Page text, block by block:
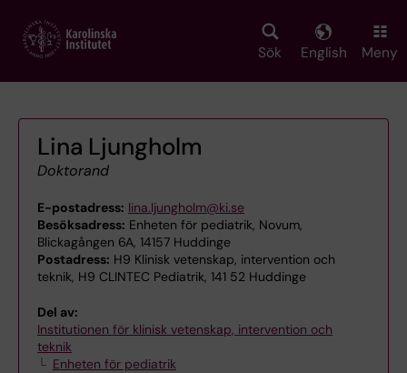
main
Sök English Meny
Lina Ljungholm
Doktorand
E-postadress: lina.ljungholm@ki.se
Besöksadress: Enheten för pediatrik, Novum,
Blickagången 6A, 14157 Huddinge
Postadress: H9 Klinisk vetenskap, intervention och
teknik, H9 CLINTEC Pediatrik, 141 52 Huddinge
Del av:
Institutionen för klinisk vetenskap, intervention och
teknik
Enheten för pediatrik